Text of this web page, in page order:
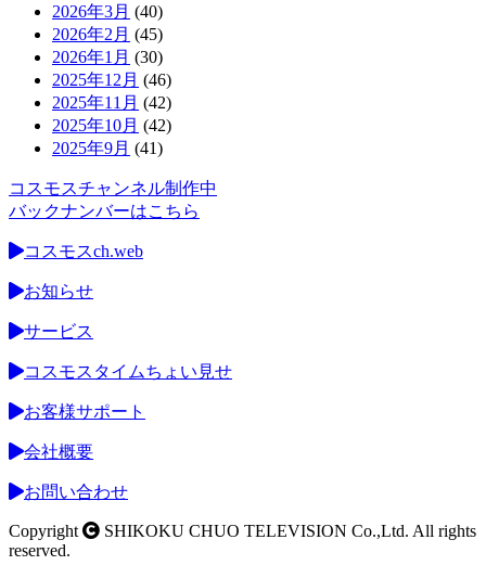
2026年3月 (40)
2026年2月 (45)
2026年1月 (30)
2025年12月 (46)
2025年11月 (42)
2025年10月 (42)
2025年9月 (41)
コスモスチャンネル制作中
バックナンバーはこちら
コスモスch.web
お知らせ
サービス
コスモスタイムちょい見せ
お客様サポート
会社概要
お問い合わせ
Copyright
SHIKOKU CHUO TELEVISION Co.,Ltd. All rights
reserved.